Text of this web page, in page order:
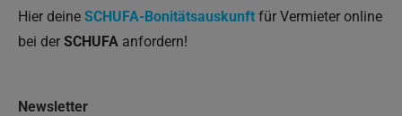
Hier deine SCHUFA-Bonitätsauskunft für Vermieter online
bei der SCHUFA anfordern!
Newsletter